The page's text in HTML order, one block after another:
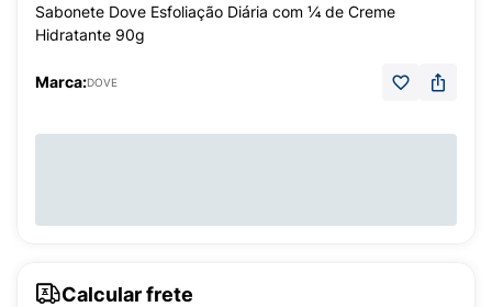
Sabonete Dove Esfoliação Diária com ¼ de Creme
Hidratante 90g
Marca:DOVE
Calcular frete